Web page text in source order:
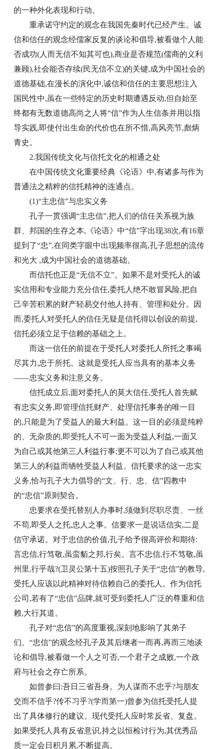
的一种外化表现和行动。
重承诺守约定的观念在我国先秦时代已经产生。诚
信和信任的观念经儒家反复的谈论和倡导,被看做个人能
否成功(人而无信不知其可也),商业是否规范(儒商的义利
兼顾),社会能否存续(民无信不立)的关键,成为中国社会的
道德基础,在漫长的演化中,诚信和信任的主要思想注入
国民性中,虽在一些特定的历史时期遭遇反动,但自始至
终都有无数道德高尚之人将“信”作为人生信条并用以指
导实践,即使付出生命的代价也在所不惜,高风亮节,彪炳
青史。
2.我国传统文化与信托文化的相通之处
在中国传统文化重要经典《论语》中,有诸多与作为
普通法之精粹的信托精神的连通点。
(1)“主忠信”与忠实义务
孔子一贯强调“主忠信”,把人们的信任关系视为族
群、邦国的生存之本,《论语》中“信”字出现38次,有16章
提到了“忠”,在同类字眼中出现频率很高,孔子思想的流传
和光大 ,成为中国社会的道德基础。
而信托也正是“无信不立”。如果不是对受托人的诚
实信用和专业能力充分信任,委托人绝不敢冒风险,把自
己辛苦积累的财产轻易交付他人持有、管理和处分。因
而,委托人对受托人的信任无疑是信托得以创设的前提,
信托必须立足于信赖的基础之上。
而这一信任的前提在于受托人对委托人所托之事竭
尽其力,忠于所托。这就是受托人应当具有的基本义务
——忠实义务和注意义务。
信托成立后,面对委托人的莫大信任,受托人首先赋
有忠实义务,即管理信托财产、处理信托事务的唯一目
的,只能是为了受益人的最大利益。这一目的必须是纯粹
的、无杂质的,即受托人不可一面为受益人利益,一面又
为自己或其他第三人利益行事;更不可以为了自己或其他
第三人的利益而牺牲受益人利益。信托要求的这一忠实
义务,恰与孔子大力倡导的“文、行、忠、信”四教中
的“忠信”原则契合。
忠要求在受托替别人办事时,须做到尽职尽责、一丝
不苟,即受人之托,忠人之事。信要求一是说话信实,二是
信守承诺。对于忠信的价值,孔子给予很高评价和期待:
言忠信,行笃敬,虽蛮貊之邦,行矣。言不忠信,行不笃敬,虽
州里,行乎哉?(卫灵公第十五)按照孔子关于“忠信”的教导,
受托人应该以此精神对待信赖自己的委托人。作为信托
公司,若有了“忠信”品牌,就可受到委托人广泛的尊重和信
赖,大行其道。
孔子对“忠信”的高度重视,深刻地影响了其弟子
们。“忠信”的观念经孔子及其后继者一而再,再而三地谈
论和倡导,被看做一个人之可否,一个君子之成败,一个政
府与社会之存亡所系。
如曾参曰:吾日三省吾身。为人谋而不忠乎?与朋友
交而不信乎?传不习乎?(学而第一)曾参为信托受托人提
出了具体修行的建议。现代受托人应时常反省、复盘。
如果受托人具有反省意识,持之以恒检讨行为,其优秀品
质一定会日积月累,不断提高。